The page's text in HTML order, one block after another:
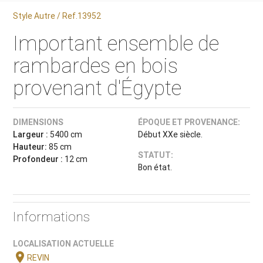
Style Autre / Ref.13952
Important ensemble de
rambardes en bois
provenant d'Égypte
DIMENSIONS
Largeur : 5400 cm
Hauteur: 85 cm
Profondeur : 12 cm
ÉPOQUE ET PROVENANCE:
Début XXe siècle.
STATUT:
Bon état.
Informations
LOCALISATION ACTUELLE
location_onREVIN